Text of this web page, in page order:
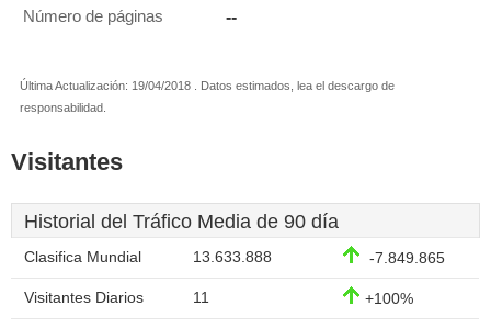
Número de páginas --
Última Actualización: 19/04/2018 . Datos estimados, lea el descargo de
responsabilidad.
Visitantes
Historial del Tráfico Media de 90 día
Clasifica Mundial 13.633.888 -7.849.865
Visitantes Diarios 11 +100%